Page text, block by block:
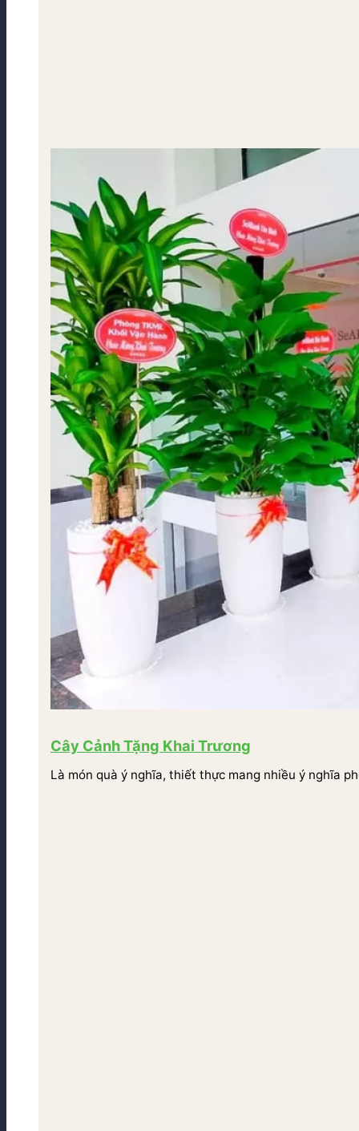
Cây Cảnh Tặng Khai Trương
Là món quà ý nghĩa, thiết thực mang nhiều ý nghĩa